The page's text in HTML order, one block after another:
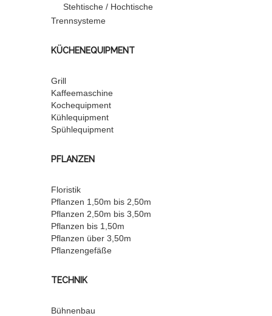
Stehtische / Hochtische
Trennsysteme
KÜCHENEQUIPMENT
Grill
Kaffeemaschine
Kochequipment
Kühlequipment
Spühlequipment
PFLANZEN
Floristik
Pflanzen 1,50m bis 2,50m
Pflanzen 2,50m bis 3,50m
Pflanzen bis 1,50m
Pflanzen über 3,50m
Pflanzengefäße
TECHNIK
Bühnenbau